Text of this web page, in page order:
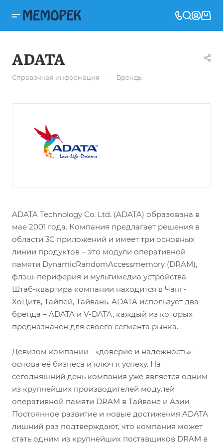
ADATA
Справочная информация — Бренды
ADATA Technology Co. Ltd. (ADATA) образована в
мае 2001 года. Компания предлагает решения в
области 3C приложений и имеет три основных
линии продуктов – это модули оперативной
памяти DynamicRandomAccessmemory (DRAM),
флэш-периферия и мультимедиа устройства.
Штаб-квартира компании находится в Чанг-
ХоЦитв, Тайпей, Тайвань. ADATA использует два
бренда – ADATA и V-DATA, каждый из которых
предназначен для своего сегмента рынка.
Девизом компании - «доверие и надёжность» -
основа её бизнеса и ключ к успеху. На
сегодняшний день компания уже является одним
из крупнейших производителей модулей
оперативной памяти DRAM в Тайване и Азии.
Постоянное развитие и новые достижения ADATA
лишний раз подтверждают, что компания может
стать одним из крупнейших поставщиков DRAM в